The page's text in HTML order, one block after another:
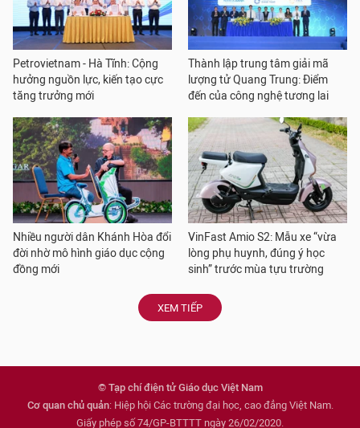
Petrovietnam - Hà Tĩnh: Cộng
hưởng nguồn lực, kiến tạo cực
tăng trưởng mới
Thành lập trung tâm giải mã
lượng tử Quang Trung: Điểm
đến của công nghệ tương lai
Nhiều người dân Khánh Hòa đổi
đời nhờ mô hình giáo dục cộng
đồng mới
VinFast Amio S2: Mẫu xe “vừa
lòng phụ huynh, đúng ý học
sinh” trước mùa tựu trường
XEM TIẾP
© Tạp chí điện tử Giáo dục Việt Nam
Cơ quan chủ quản: Hiệp hội Các trường đại học, cao đẳng Việt Nam.
Giấy phép số 74/GP-BTTTT ngày 26/02/2020.